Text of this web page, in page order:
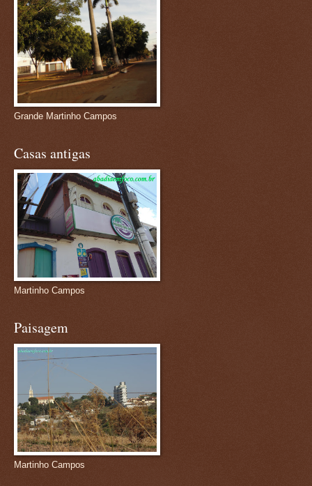
Grande Martinho Campos
Casas antigas
Martinho Campos
Paisagem
Martinho Campos